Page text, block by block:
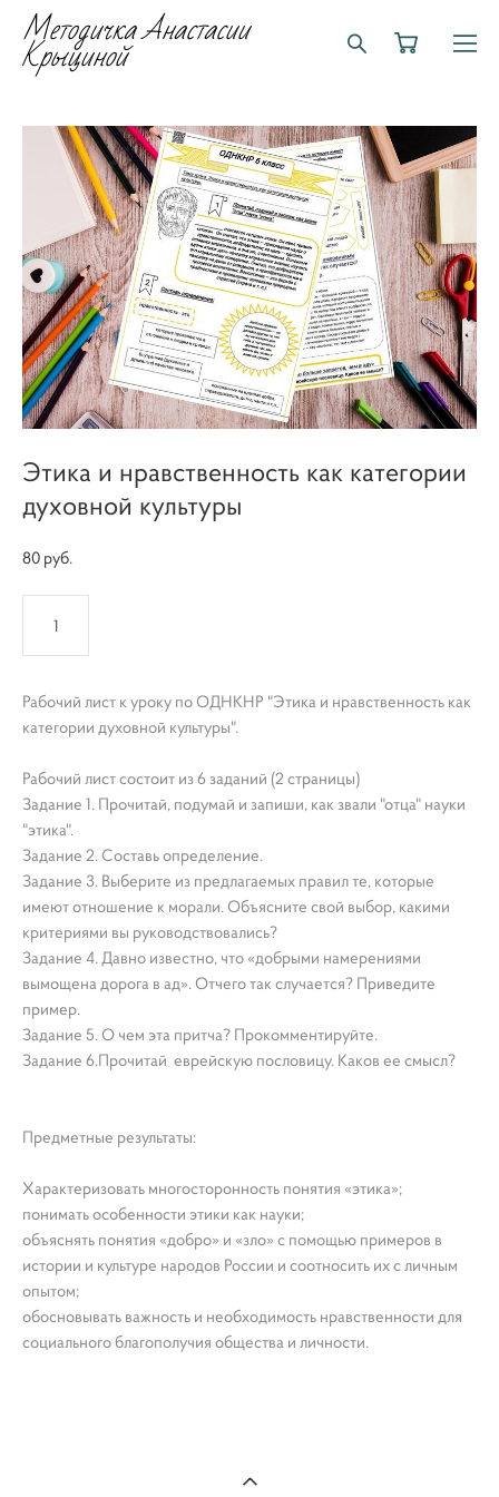
Методичка Анастасии
Крыциной
Этика и нравственность как категории
духовной культуры
80 pуб.
Рабочий лист к уроку по ОДНКНР "Этика и нравственность как
категории духовной культуры".
Рабочий лист состоит из 6 заданий (2 страницы)
Задание 1. Прочитай, подумай и запиши, как звали "отца" науки
"этика".
Задание 2. Составь определение.
Задание 3. Выберите из предлагаемых правил те, которые
имеют отношение к морали. Объясните свой выбор, какими
критериями вы руководствовались?
Задание 4. Давно известно, что «добрыми намерениями
вымощена дорога в ад». Отчего так случается? Приведите
пример.
Задание 5. О чем эта притча? Прокомментируйте.
Задание 6.Прочитай еврейскую пословицу. Каков ее смысл?
Предметные результаты:
Характеризовать многосторонность понятия «этика»;
понимать особенности этики как науки;
объяснять понятия «добро» и «зло» с помощью примеров в
истории и культуре народов России и соотносить их с личным
опытом;
обосновывать важность и необходимость нравственности для
социального благополучия общества и личности.